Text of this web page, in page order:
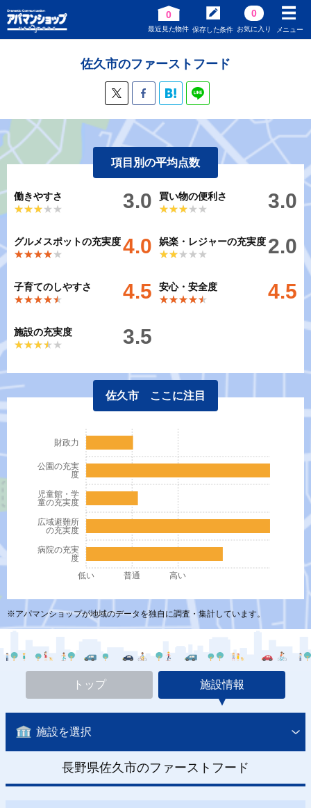
0
最近見た物件 保存した条件
0
お気に入り メニュー
佐久市のファーストフード
項目別の平均点数
働きやすさ
★★★★★
★★★★★ 3.0
買い物の便利さ
★★★★★
★★★★★ 3.0
グルメスポットの充実度
★★★★★
★★★★★ 4.0
娯楽・レジャーの充実度
★★★★★
★★★★★ 2.0
子育てのしやすさ
★★★★★
★★★★★ 4.5
安心・安全度
★★★★★
★★★★★ 4.5
施設の充実度
★★★★★
★★★★★ 3.5
佐久市 ここに注目
病院の充実
度
広域避難所
の充実度
児童館・学
童の充実度
公園の充実
度
財政力
低い 普通 高い
※アパマンショップが地域のデータを独自に調査・集計しています。
トップ 施設情報
施設を選択
長野県佐久市のファーストフード